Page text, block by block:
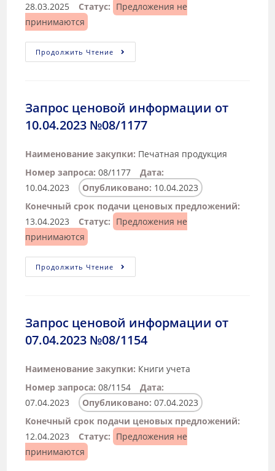
28.03.2025
Статус: Предложения не
принимаются
Продолжить Чтение
Запрос ценовой информации от
10.04.2023 №08/1177
Наименование закупки: Печатная продукция
Номер запроса: 08/1177
Дата:
10.04.2023
Опубликовано: 10.04.2023
Конечный срок подачи ценовых предложений:
13.04.2023
Статус: Предложения не
принимаются
Продолжить Чтение
Запрос ценовой информации от
07.04.2023 №08/1154
Наименование закупки: Книги учета
Номер запроса: 08/1154
Дата:
07.04.2023
Опубликовано: 07.04.2023
Конечный срок подачи ценовых предложений:
12.04.2023
Статус: Предложения не
принимаются